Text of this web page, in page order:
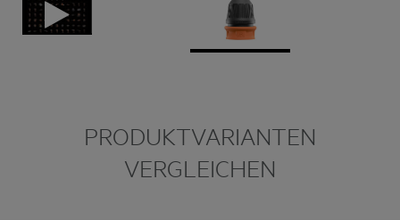
PRODUKTVARIANTEN
VERGLEICHEN